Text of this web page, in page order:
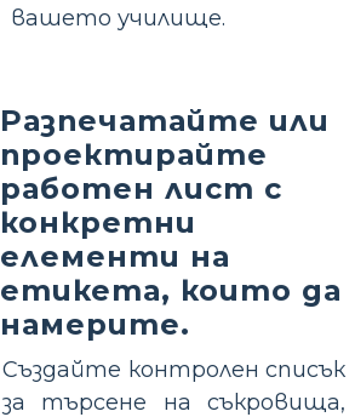
вашето училище.
Разпечатайте или
проектирайте
работен лист с
конкретни
елементи на
етикета, които да
намерите.
Създайте контролен списък
за търсене на съкровища,